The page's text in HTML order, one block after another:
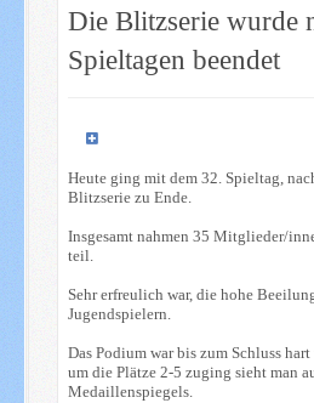
Die Blitzserie wurde
Spieltagen beendet
Heute ging mit dem 32. Spieltag,
Blitzserie zu Ende.
Insgesamt nahmen 35 Mitglieder/
teil.
Sehr erfreulich war, die hohe
Jugendspielern.
Das Podium war bis zum Schluss
um die Plätze 2-5 zuging sieht man
Medaillenspiegels.